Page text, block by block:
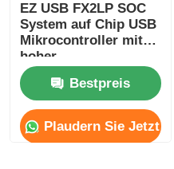
EZ USB FX2LP SOC
System auf Chip USB
Mikrocontroller mit
hoher
Geschwindigkeit
CY7C68013A-56LTXC
Bestpreis
Plaudern Sie Jetzt